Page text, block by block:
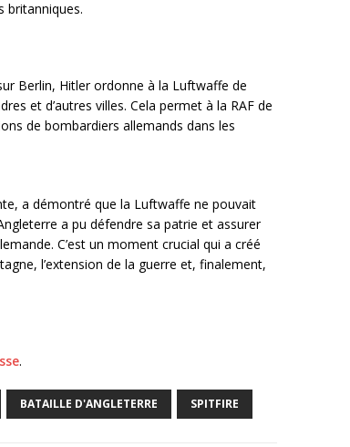
britanniques.
Berlin, Hitler ordonne à la Luftwaffe de
et d’autres villes. Cela permet à la RAF de
de bombardiers allemands dans les
a démontré que la Luftwaffe ne pouvait
a pu défendre sa patrie et assurer
C’est un moment crucial qui a créé
l’extension de la guerre et, finalement,
.
BATAILLE D'ANGLETERRE SPITFIRE